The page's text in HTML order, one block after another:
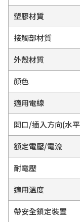
塑膠材質
接觸部材質
外殼材質
顏色
適用電線
開口/插入方向(水
額定電壓/電流
耐電壓
適用溫度
帶安全鎖定裝置